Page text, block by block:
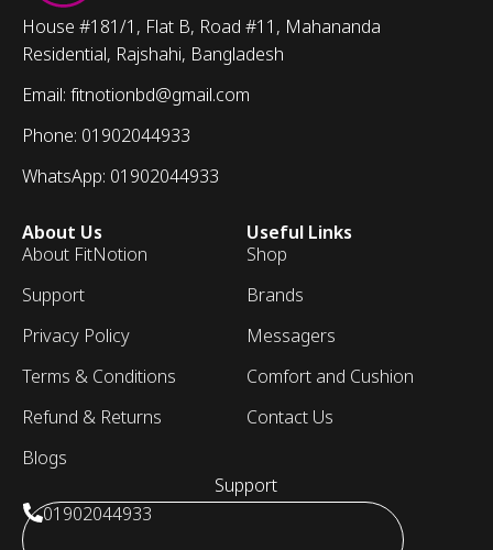
House #181/1, Flat B, Road #11, Mahananda
Residential, Rajshahi, Bangladesh
Email: fitnotionbd@gmail.com
Phone: 01902044933
WhatsApp: 01902044933
About Us
About FitNotion
Support
Privacy Policy
Terms & Conditions
Refund & Returns
Blogs
Useful Links
Shop
Brands
Messagers
Comfort and Cushion
Contact Us
Support
01902044933